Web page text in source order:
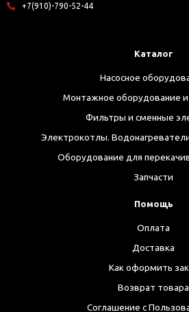
+7(910)-790-52-44
Каталог
Насосное
Монтажное оборудование
Фильтры и сменные
Электрокотлы.
Оборудование для
Запчасти
Помощь
Оплата
Доставка
Как оформить
Возврат товара
Соглашение с